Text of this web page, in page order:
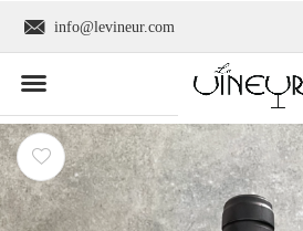
info@levineur.com